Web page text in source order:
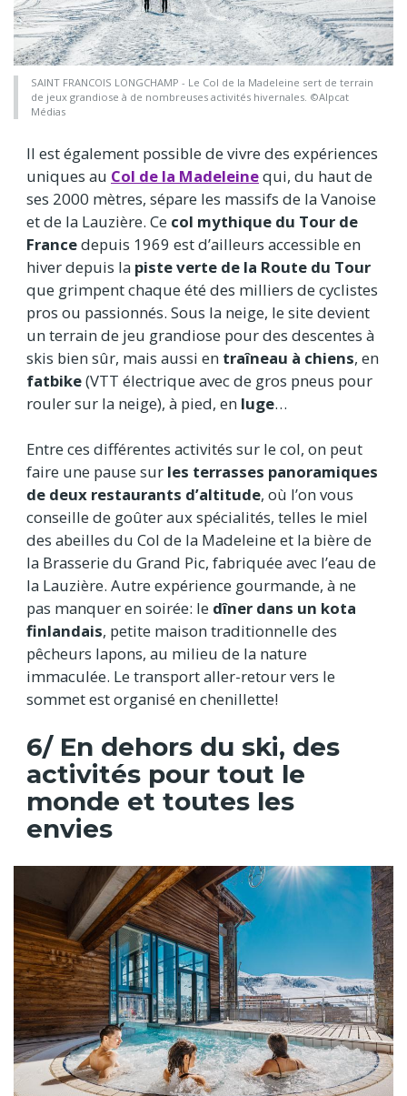
SAINT FRANCOIS LONGCHAMP - Le Col de la Madeleine sert de terrain
de jeux grandiose à de nombreuses activités hivernales. ©Alpcat
Médias
Il est également possible de vivre des expériences
uniques au Col de la Madeleinequi, du haut de
ses 2000 mètres, sépare les massifs de la Vanoise
et de la Lauzière. Ce col mythique du Tour de
Francedepuis 1969 est d’ailleurs accessible en
hiver depuis la piste verte de la Route du Tour
que grimpent chaque été des milliers de cyclistes
pros ou passionnés. Sous la neige, le site devient
un terrain de jeu grandiose pour des descentes à
skis bien sûr, mais aussi en traîneau à chiens, en
fatbike(VTT électrique avec de gros pneus pour
rouler sur la neige), à pied, en luge…
Entre ces différentes activités sur le col, on peut
faire une pause sur les terrasses panoramiques
de deux restaurants d’altitude, où l’on vous
conseille de goûter aux spécialités, telles le miel
des abeilles du Col de la Madeleine et la bière de
la Brasserie du Grand Pic, fabriquée avec l’eau de
la Lauzière. Autre expérience gourmande, à ne
pas manquer en soirée: le dîner dans un kota
finlandais, petite maison traditionnelle des
pêcheurs lapons, au milieu de la nature
immaculée. Le transport aller-retour vers le
sommet est organisé en chenillette!
6/ En dehors du ski, des
activités pour tout le
monde et toutes les
envies